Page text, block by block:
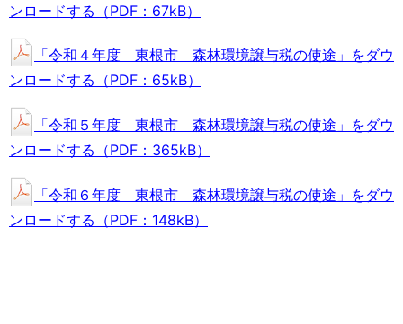
ンロードする（PDF：67kB）
「令和４年度 東根市 森林環境譲与税の使途」をダウ
ンロードする（PDF：65kB）
「令和５年度 東根市 森林環境譲与税の使途」をダウ
ンロードする（PDF：365kB）
「令和６年度 東根市 森林環境譲与税の使途」をダウ
ンロードする（PDF：148kB）